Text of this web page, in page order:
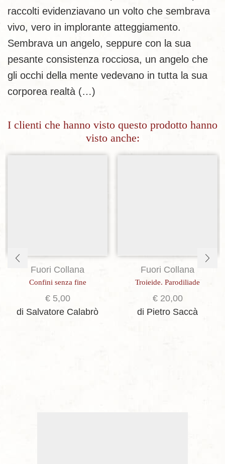
raccolti evidenziavano un volto che sembrava
vivo, vero in implorante atteggiamento.
Sembrava un angelo, seppure con la sua
pesante consistenza rocciosa, un angelo che
gli occhi della mente vedevano in tutta la sua
corporea realtà (…)
I clienti che hanno visto questo prodotto hanno
visto anche:
Fuori Collana
Confini senza fine
€5,00
di Salvatore Calabrò
Fuori Collana
Troieide. Parodiliade
€20,00
di Pietro Saccà